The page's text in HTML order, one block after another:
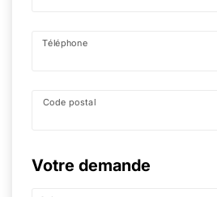
Téléphone
Code postal
Votre demande